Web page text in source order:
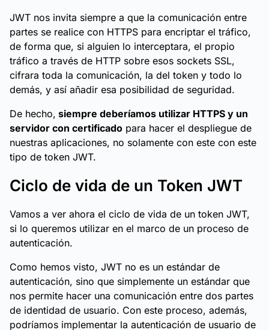
JWT nos invita siempre a que la comunicación entre
partes se realice con HTTPS para encriptar el tráfico,
de forma que, si alguien lo interceptara, el propio
tráfico a través de HTTP sobre esos sockets SSL,
cifrara toda la comunicación, la del token y todo lo
demás, y así añadir esa posibilidad de seguridad.
De hecho, siempre deberíamos utilizar HTTPS y un
servidor con certificado para hacer el despliegue de
nuestras aplicaciones, no solamente con este con este
tipo de token JWT.
Ciclo de vida de un Token JWT
Vamos a ver ahora el ciclo de vida de un token JWT,
si lo queremos utilizar en el marco de un proceso de
autenticación.
Como hemos visto, JWT no es un estándar de
autenticación, sino que simplemente un estándar que
nos permite hacer una comunicación entre dos partes
de identidad de usuario. Con este proceso, además,
podríamos implementar la autenticación de usuario de